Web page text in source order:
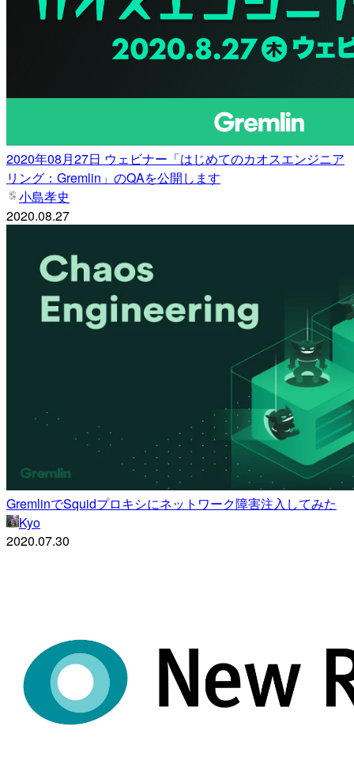
2020年08月27日 ウェビナー「はじめてのカオスエンジニア
リング：Gremlin」のQAを公開します
小島孝史
2020.08.27
GremlinでSquidプロキシにネットワーク障害注入してみた
Kyo
2020.07.30